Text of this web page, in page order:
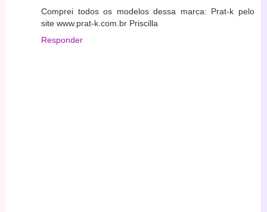
Comprei todos os modelos dessa marca: Prat-k pelo
site www.prat-k.com.br Priscilla
Responder